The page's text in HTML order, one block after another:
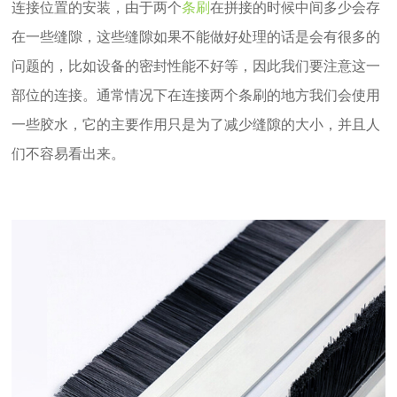
连接位置的安装，由于两个条刷在拼接的时候中间多少会存
在一些缝隙，这些缝隙如果不能做好处理的话是会有很多的
问题的，比如设备的密封性能不好等，因此我们要注意这一
部位的连接。通常情况下在连接两个条刷的地方我们会使用
一些胶水，它的主要作用只是为了减少缝隙的大小，并且人
们不容易看出来。